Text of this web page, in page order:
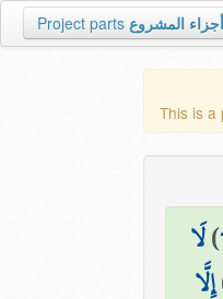
Project parts أجزاء المشروع
This is a
)لَا
إِلَّا